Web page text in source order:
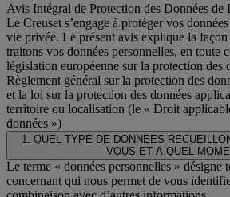
Avis Intégral de Protection des Données de
Le Creuset s’engage à protéger vos
vie privée. Le présent avis explique la
traitons vos données personnelles, en toute
législation européenne sur la protection des
Règlement général sur la protection des
et la loi sur la protection des données
territoire ou localisation (le « Droit
données »)
1. QUEL TYPE DE DONNEES
VOUS ET A QUEL
Le terme « données personnelles » désigne
concernant qui nous permet de vous